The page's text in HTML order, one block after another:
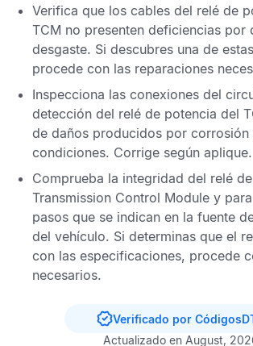
Verifica que los cables del relé de
TCM no presenten deficiencias por
desgaste. Si descubres una de
procede con las reparaciones
Inspecciona las conexiones del
detección del relé de potencia del
de daños producidos por corrosión
condiciones. Corrige según aplique.
Comprueba la integridad del relé
Transmission Control Module y
pasos que se indican en la fuente
del vehículo. Si determinas que el
con las especificaciones, procede
necesarios.
Verificado por
Actualizado en August,